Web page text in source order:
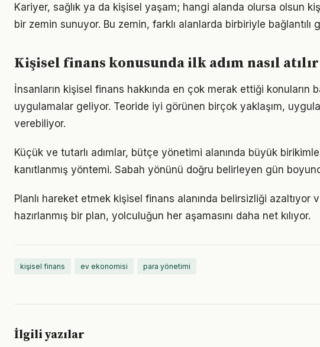
Kariyer, sağlık ya da kişisel yaşam; hangi alanda olursa olsun
bir zemin sunuyor. Bu zemin, farklı alanlarda birbiriyle bağlantılı
Kişisel finans konusunda ilk adım nasıl
İnsanların kişisel finans hakkında en çok merak ettiği konuların
uygulamalar geliyor. Teoride iyi görünen birçok yaklaşım,
verebiliyor.
Küçük ve tutarlı adımlar, bütçe yönetimi alanında büyük
kanıtlanmış yöntemi. Sabah yönünü doğru belirleyen gün
Planlı hareket etmek kişisel finans alanında belirsizliği azaltıyor
hazırlanmış bir plan, yolculuğun her aşamasını daha net kılıyor.
kişisel finans ev ekonomisi para yönetimi
İlgili yazılar